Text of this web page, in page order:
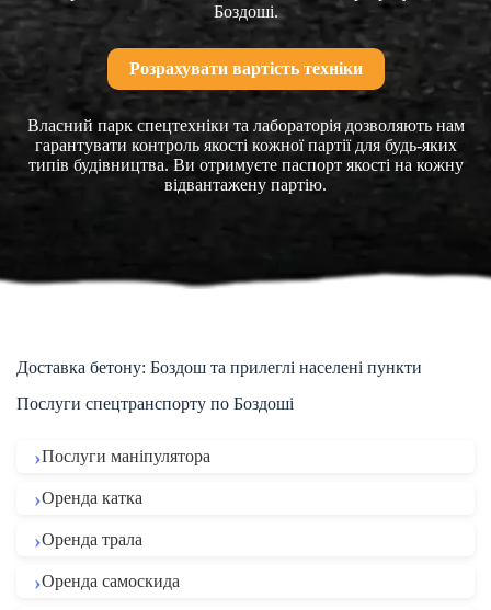
Боздоші.
Розрахувати вартість техніки
Власний парк спецтехніки та лабораторія дозволяють нам
гарантувати контроль якості кожної партії для будь-яких
типів будівництва. Ви отримуєте паспорт якості на кожну
відвантажену партію.
Доставка бетону: Боздош та прилеглі населені пункти
Послуги спецтранспорту по Боздоші
Послуги маніпулятора
Оренда катка
Оренда трала
Оренда самоскида